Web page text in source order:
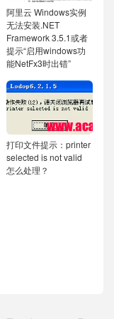
阿里云 Windows实例
无法安装.NET
Framework 3.5.1或者
提示“启用windows功
能NetFx3时出错”
打印文件提示：printer
selected is not valid
怎么处理？